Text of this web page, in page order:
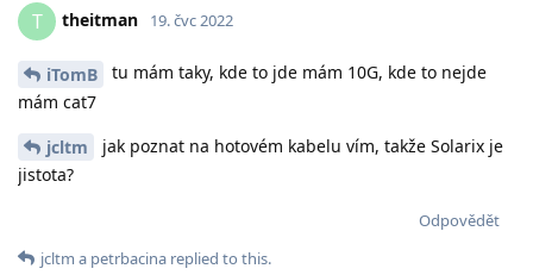
T theitman 19. čvc 2022
iTomB
tu mám taky, kde to jde mám 10G, kde to nejde
mám cat7
jcltm
jak poznat na hotovém kabelu vím, takže Solarix je
jistota?
Odpovědět
jcltm a petrbacina replied to this.